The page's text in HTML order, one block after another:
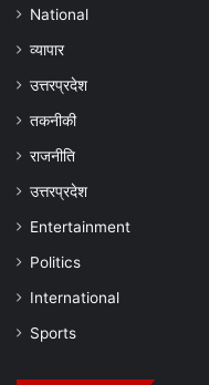
National
व्यापार
उत्तरप्रदेश
तकनीकी
राजनीति
उत्तरप्रदेश
Entertainment
Politics
International
Sports